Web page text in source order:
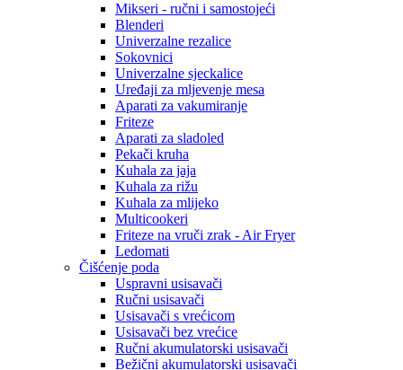
Mikseri - ručni i samostojeći
Blenderi
Univerzalne rezalice
Sokovnici
Univerzalne sjeckalice
Uređaji za mljevenje mesa
Aparati za vakumiranje
Friteze
Aparati za sladoled
Pekači kruha
Kuhala za jaja
Kuhala za rižu
Kuhala za mlijeko
Multicookeri
Friteze na vruči zrak - Air Fryer
Ledomati
Čišćenje poda
Uspravni usisavači
Ručni usisavači
Usisavači s vrećicom
Usisavači bez vrećice
Ručni akumulatorski usisavači
Bežični akumulatorski usisavači